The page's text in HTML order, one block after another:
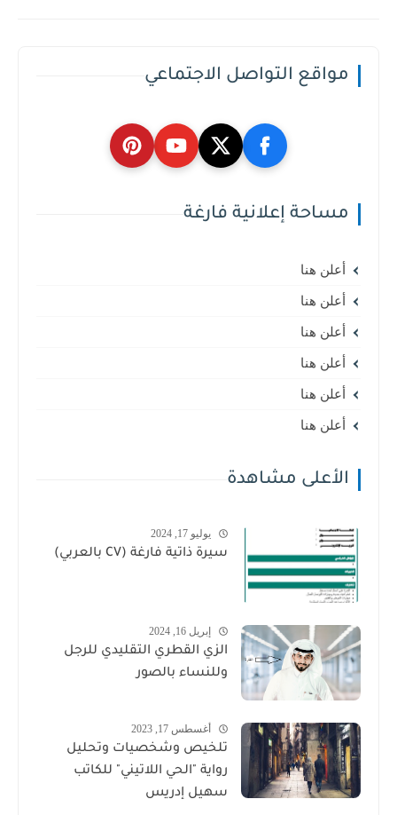
مواقع التواصل الاجتماعي
مساحة إعلانية فارغة
أعلن هنا
أعلن هنا
أعلن هنا
أعلن هنا
أعلن هنا
أعلن هنا
الأعلى مشاهدة
يوليو 17, 2024
سيرة ذاتية فارغة (CV بالعربي)
إبريل 16, 2024
الزي القطري التقليدي للرجل
وللنساء بالصور
أغسطس 17, 2023
تلخيص وشخصيات وتحليل
رواية "الحي اللاتيني" للكاتب
سهيل إدريس